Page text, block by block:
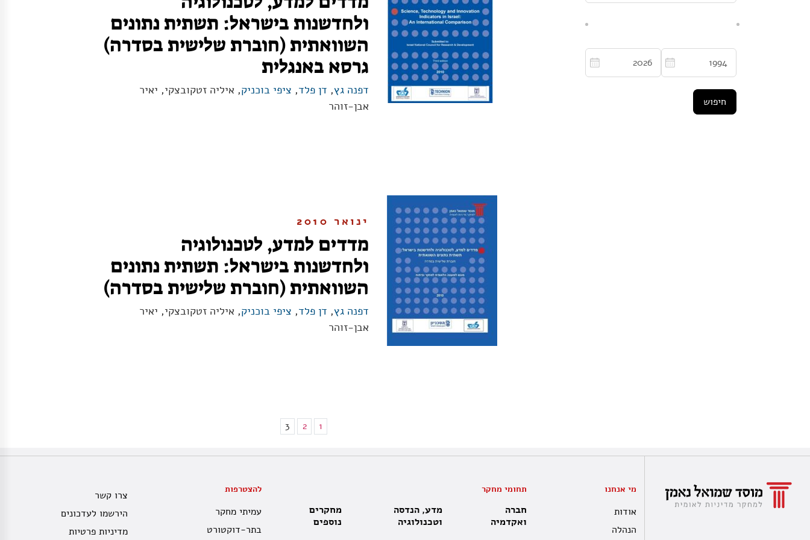
ולחדשנות בישראל: תשתית נתונים
השוואתית (חוברת שלישית בסדרה)
גרסא באנגלית
דפנה גץ, דן פלד, ציפי בוכניק, איליה זטקובצקי, יאיר
אבן-זוהר
ינואר 2010
מדדים למדע, לטכנולוגיה
ולחדשנות בישראל: תשתית נתונים
השוואתית (חוברת שלישית בסדרה)
דפנה גץ, דן פלד, ציפי בוכניק, איליה זטקובצקי, יאיר
אבן-זוהר
1
2
3
מי אנחנו
אודות
הנהלה
תחומי מחקר
חברה
ואקדמיה
מדע, הנדסה
וטכנולוגיה
מחקרים
נוספים
להצטרפות
עמיתי מחקר
בתר-דוקטורט
צרו קשר
הירשמו לעדכונים
מדיניות פרטיות